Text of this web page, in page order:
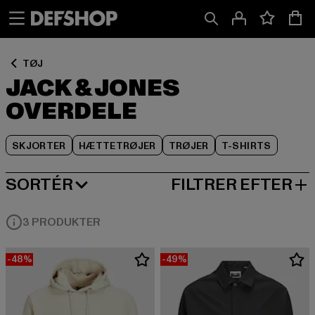
TØJ
JACK & JONES
OVERDELE
SKJORTER HÆTTETRØJER TRØJER T-SHIRTS
SORTÉR
MEST POPULÆRE FILTRER EFTER
3 PRODUKTER
-48% -49%